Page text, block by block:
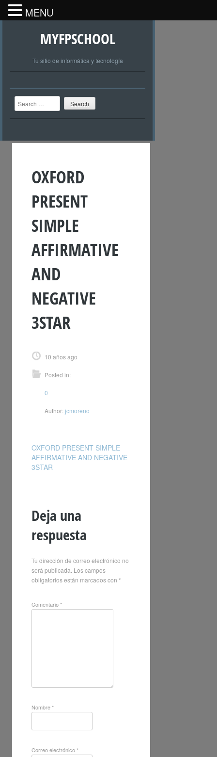
MYFPSCHOOL
Tu sitio de informática y tecnología
Search
OXFORD
PRESENT
SIMPLE
AFFIRMATIVE
AND
NEGATIVE
3STAR
10 años ago
Posted in:
0
Author:jcmoreno
OXFORD PRESENT SIMPLE
AFFIRMATIVE AND NEGATIVE
3STAR
Deja una
respuesta
Tu dirección de correo electrónico no
será publicada. Los campos
obligatorios están marcados con *
Comentario*
Nombre*
Correo electrónico*
MENU